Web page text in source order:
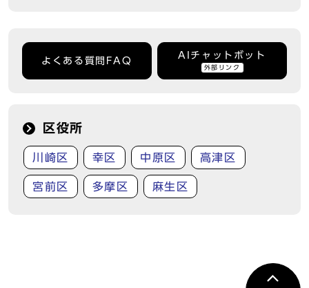
よくある質問FAQ
AIチャットボット
外部リンク
区役所
川崎区 幸区 中原区 高津区
宮前区 多摩区 麻生区